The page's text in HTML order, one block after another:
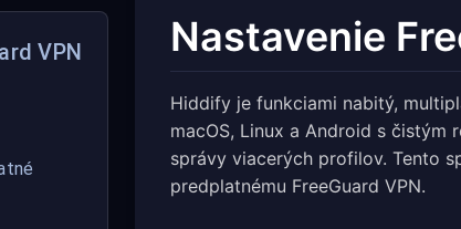
VPN
Nastavenie
Hiddify je funkciami nabitý,
macOS, Linux a Android s
správy viacerých profilov. Tento
predplatnému FreeGuard VPN.